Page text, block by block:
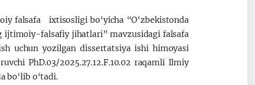
falsafa ixtisosligi bo‘yicha “O‘zbekistonda
falsafiy jihatlari” mavzusidagi falsafa
uchun yozilgan dissertatsiya ishi himoyasi
PhD.03/2025.27.12.F.10.02 raqamli Ilmiy
bo‘lib o‘tadi.